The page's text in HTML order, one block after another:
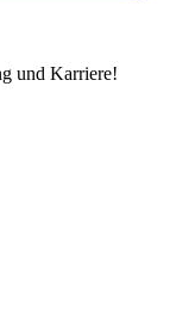
und Karriere!